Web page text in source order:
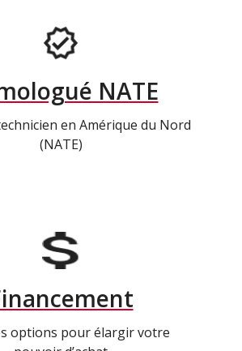
NATE
en Amérique du Nord
(NATE)
options pour élargir votre